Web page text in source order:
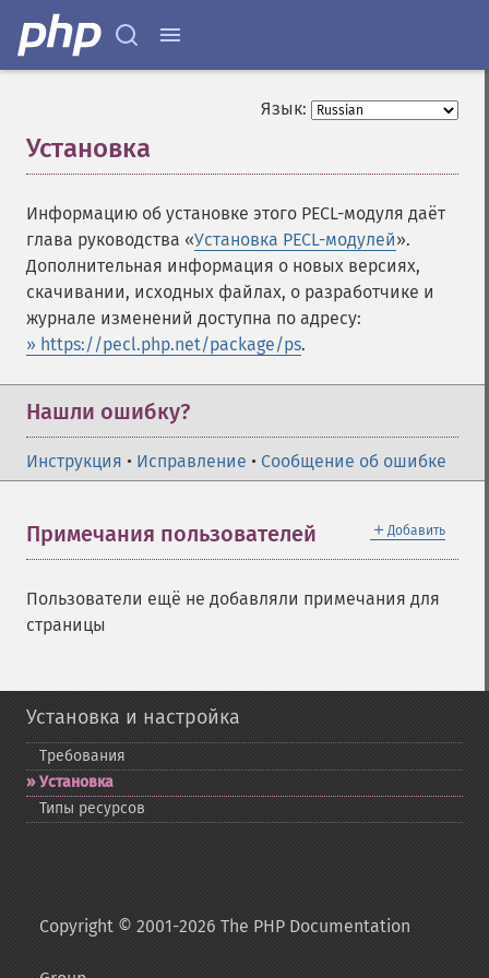
Язык:
Установка
Информацию об установке этого PECL-модуля даёт
глава руководства «Установка PECL-модулей».
Дополнительная информация о новых версиях,
скачивании, исходных файлах, о разработчике и
журнале изменений доступна по адресу:
» https://pecl.php.net/package/ps.
Нашли ошибку?
Инструкция • Исправление • Сообщение об ошибке
＋ Добавить
Примечания пользователей
Пользователи ещё не добавляли примечания для
страницы
Установка и настройка
Требования
Установка
Типы ресурсов
Copyright © 2001-2026 The PHP Documentation